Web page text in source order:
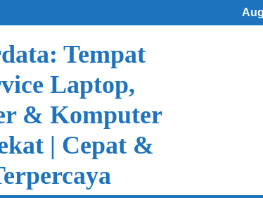
Tempat
Laptop,
& Komputer
| Cepat &